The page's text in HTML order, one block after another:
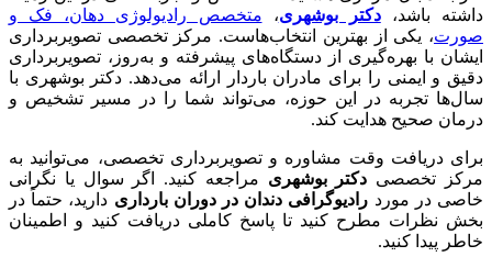
داشته باشد،دکتر بوشهری، متخصص رادیولوژی دهان، فک و
صورت، یکی از بهترین انتخاب‌هاست. مرکز تخصصی تصویربرداری
ایشان با بهره‌گیری از دستگاه‌های پیشرفته و به‌روز، تصویربرداری
دقیق و ایمنی را برای مادران باردار ارائه می‌دهد. دکتر بوشهری با
سال‌ها تجربه در این حوزه، می‌تواند شما را در مسیر تشخیص و
درمان صحیح هدایت کند.
برای دریافت وقت مشاوره و تصویربرداری تخصصی، می‌توانید به
مرکز تخصصی دکتر بوشهری مراجعه کنید. اگر سوال یا نگرانی
خاصی در مورد رادیوگرافی دندان در دوران بارداری دارید، حتماً در
بخش نظرات مطرح کنید تا پاسخ کاملی دریافت کنید و اطمینان
خاطر پیدا کنید.